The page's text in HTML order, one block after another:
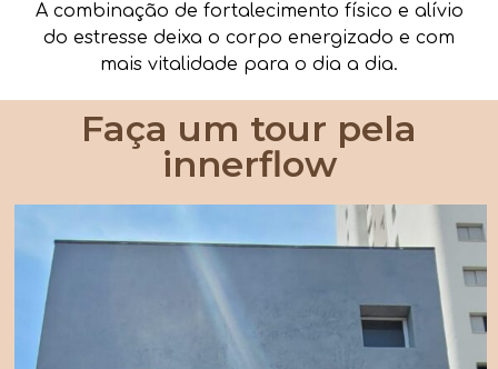
A combinação de fortalecimento físico e alívio
do estresse deixa o corpo energizado e com
mais vitalidade para o dia a dia.
Faça um tour pela
innerflow